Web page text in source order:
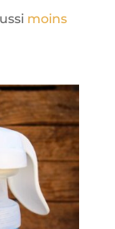
moins